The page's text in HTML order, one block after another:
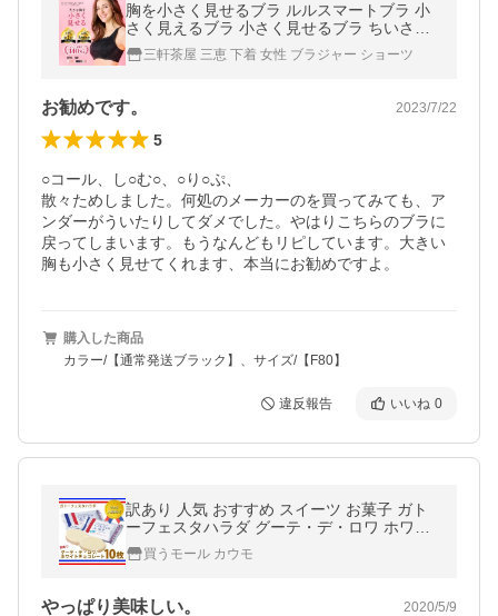
胸を小さく見せるブラ ルルスマートブラ 小
さく見えるブラ 小さく見せるブラ ちいさく
見せるブラ ブラジャー 大きいサイズ バスト
ダウン 着痩せ 補正下着 脇肉
三軒茶屋 三恵 下着 女性 ブラジャー ショーツ
お勧めです。 2023/7/22
5
○コール、し○む○、○り○ぷ、
散々ためしました。何処のメーカーのを買ってみても、ア
ンダーがういたりしてダメでした。やはりこちらのブラに
戻ってしまいます。もうなんどもリピしています。大きい
胸も小さく見せてくれます、本当にお勧めですよ。
購入した商品
カラー/【通常発送ブラック】、サイズ/【F80】
違反報告 いいね 0
訳あり 人気 おすすめ スイーツ お菓子 ガト
ーフェスタハラダ グーテ・デ・ロワ ホワイ
トチョコレート W5 10枚 ラスク (食品W5)
バレンタイン
買うモール カウモ
やっぱり美味しい。 2020/5/9